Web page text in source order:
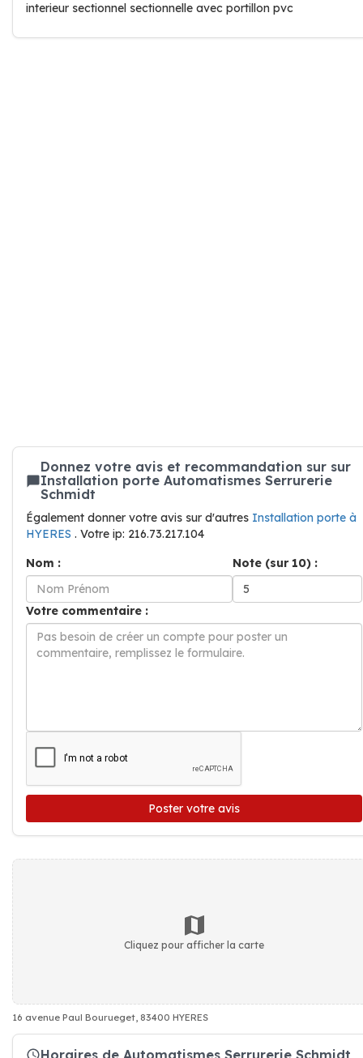
interieur sectionnel sectionnelle avec portillon pvc
Donnez votre avis et recommandation sur sur
Installation porte Automatismes Serrurerie
Schmidt
Également donner votre avis sur d'autres Installation porte à
HYERES . Votre ip: 216.73.217.104
Nom :
Note (sur 10) :
Votre commentaire :
Poster votre avis
Cliquez pour afficher la carte
16 avenue Paul Bourueget, 83400 HYERES
Horaires de Automatismes Serrurerie Schmidt